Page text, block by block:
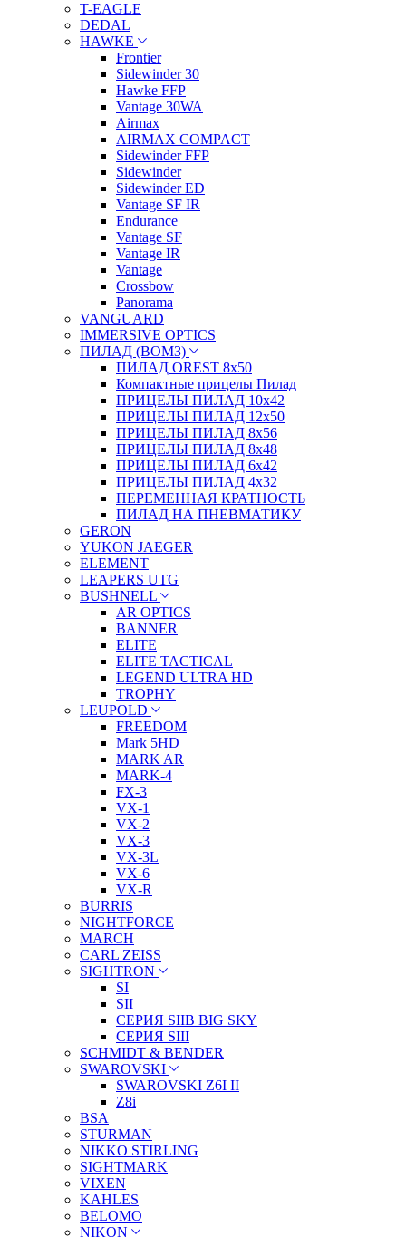
T-EAGLE
DEDAL
HAWKE
Frontier
Sidewinder 30
Hawke FFP
Vantage 30WA
Airmax
AIRMAX COMPACT
Sidewinder FFP
Sidewinder
Sidewinder ED
Vantage SF IR
Endurance
Vantage SF
Vantage IR
Vantage
Crossbow
Panorama
VANGUARD
IMMERSIVE OPTICS
ПИЛАД (ВОМЗ)
ПИЛАД OREST 8х50
Компактные прицелы Пилад
ПРИЦЕЛЫ ПИЛАД 10х42
ПРИЦЕЛЫ ПИЛАД 12х50
ПРИЦЕЛЫ ПИЛАД 8х56
ПРИЦЕЛЫ ПИЛАД 8х48
ПРИЦЕЛЫ ПИЛАД 6х42
ПРИЦЕЛЫ ПИЛАД 4х32
ПЕРЕМЕННАЯ КРАТНОСТЬ
ПИЛАД НА ПНЕВМАТИКУ
GERON
YUKON JAEGER
ELEMENT
LEAPERS UTG
BUSHNELL
AR OPTICS
BANNER
ELITE
ELITE TACTICAL
LEGEND ULTRA HD
TROPHY
LEUPOLD
FREEDOM
Mark 5HD
MARK AR
MARK-4
FX-3
VX-1
VX-2
VX-3
VX-3L
VX-6
VX-R
BURRIS
NIGHTFORCE
MARCH
CARL ZEISS
SIGHTRON
SI
SII
СЕРИЯ SIIB BIG SKY
СЕРИЯ SIII
SCHMIDT & BENDER
SWAROVSKI
SWAROVSKI Z6I II
Z8i
BSA
STURMAN
NIKKO STIRLING
SIGHTMARK
VIXEN
KAHLES
BELOMO
NIKON